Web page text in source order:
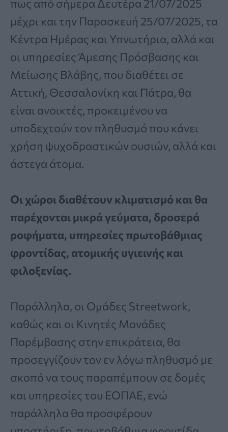
πως από σήμερα Δευτέρα 21/07/2025
μέχρι και την Παρασκευή 25/07/2025, τα
Κέντρα Ημέρας και Υπνωτήρια, αλλά και
οι υπηρεσίες Άμεσης Πρόσβασης και
Μείωσης Βλάβης, που διαθέτει σε
Αττική, Θεσσαλονίκη και Πάτρα, θα
είναι ανοικτές, προκειμένου να
υποδεχτούν τον πληθυσμό που κάνει
χρήση ψυχοδραστικών ουσιών, αλλά και
άστεγα άτομα.
Οι χώροι διαθέτουν κλιματισμό και θα
παρέχονται μικρά γεύματα, δροσερά
ροφήματα, υπηρεσίες πρωτοβάθμιας
φροντίδας, ατομικής υγιεινής και
φιλοξενίας.
Παράλληλα, οι Ομάδες Streetwork,
καθώς και οι Κινητές Μονάδες
Παρέμβασης στην επικράτεια, θα
προσεγγίζουν τον εν λόγω πληθυσμό με
σκοπό να τους παραπέμπουν σε δομές
και υπηρεσίες του ΕΟΠΑΕ, ενώ
παράλληλα θα προσφέρουν